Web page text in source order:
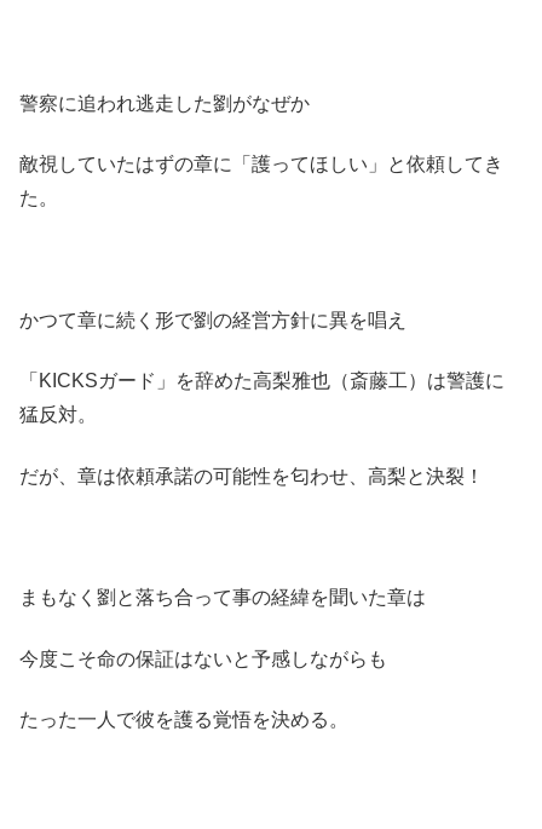
警察に追われ逃走した劉がなぜか
敵視していたはずの章に「護ってほしい」と依頼してき
た。
かつて章に続く形で劉の経営方針に異を唱え
「KICKSガード」を辞めた高梨雅也（斎藤工）は警護に
猛反対。
だが、章は依頼承諾の可能性を匂わせ、高梨と決裂！
まもなく劉と落ち合って事の経緯を聞いた章は
今度こそ命の保証はないと予感しながらも
たった一人で彼を護る覚悟を決める。